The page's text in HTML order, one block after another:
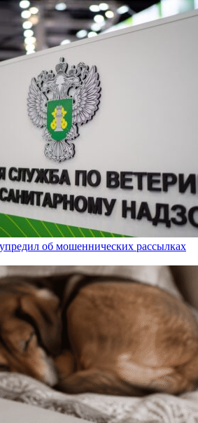
об мошеннических рассылках